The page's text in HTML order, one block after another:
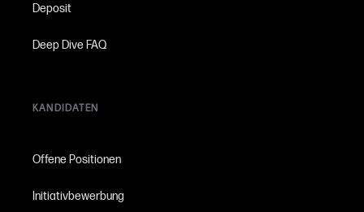
Deposit
Deep Dive FAQ
KANDIDATEN
Offene Positionen
Initiativbewerbung